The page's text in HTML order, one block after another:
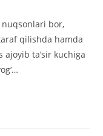
nuqsonlari bor,
qilishda hamda
ajoyib ta’sir kuchiga